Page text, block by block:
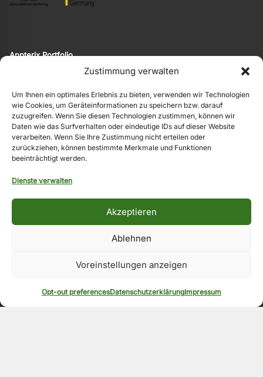
Zustimmung verwalten
Um Ihnen ein optimales Erlebnis zu bieten, verwenden wir Technologien
wie Cookies, um Geräteinformationen zu speichern bzw. darauf
zuzugreifen. Wenn Sie diesen Technologien zustimmen, können wir
Daten wie das Surfverhalten oder eindeutige IDs auf dieser Website
verarbeiten. Wenn Sie Ihre Zustimmung nicht erteilen oder
zurückziehen, können bestimmte Merkmale und Funktionen
beeinträchtigt werden.
Dienste verwalten
Akzeptieren
Ablehnen
Voreinstellungen anzeigen
Opt-out preferencesDatenschutzerklärungImpressum
Appterix Portfolio
Support kontaktieren
Vulnerability Disclosure Policy
Copyright © 2026
Appterix ist eine Marke von EgoMind.
EgoMind|Privacy Policy|Impressum
Die Originalsprache der Website ist Deutsch. Weitere Sprachen
übernehmen wir keine Gewähr.